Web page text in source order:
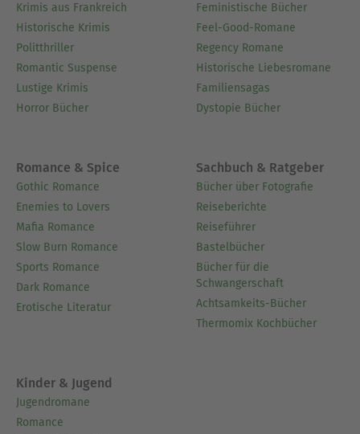
Krimis aus Frankreich
Historische Krimis
Politthriller
Romantic Suspense
Lustige Krimis
Horror Bücher
Feministische Bücher
Feel-Good-Romane
Regency Romane
Historische Liebesromane
Familiensagas
Dystopie Bücher
Romance & Spice
Gothic Romance
Enemies to Lovers
Mafia Romance
Slow Burn Romance
Sports Romance
Dark Romance
Erotische Literatur
Sachbuch & Ratgeber
Bücher über Fotografie
Reiseberichte
Reiseführer
Bastelbücher
Bücher für die
Schwangerschaft
Achtsamkeits-Bücher
Thermomix Kochbücher
Kinder & Jugend
Jugendromane
Romance